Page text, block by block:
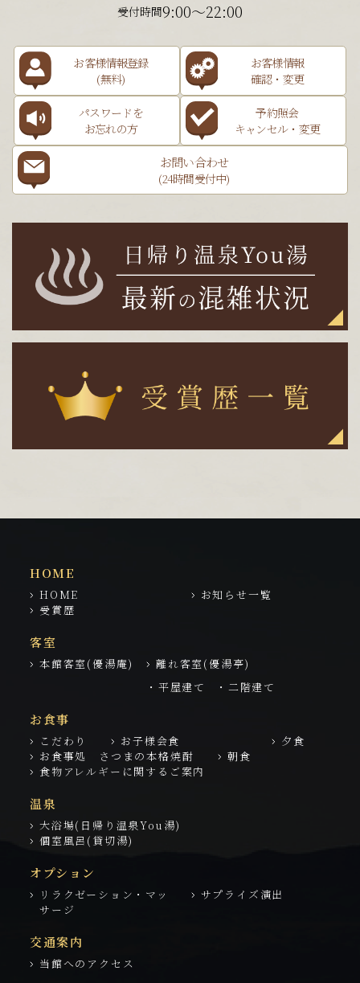
受付時間9:00～22:00
お客様情報登録
(無料)
お客様情報
確認・変更
パスワードを
お忘れの方
予約照会
キャンセル・変更
お問い合わせ
(24時間受付中)
HOME
HOME
お知らせ一覧
受賞歴
客室
本館客室(優湯庵)
離れ客室(優湯亭)
・平屋建て
・二階建て
お食事
こだわり お子様会食
夕食
お食事処 さつまの本格焼酎
朝食
食物アレルギーに関するご案内
温泉
大浴場(日帰り温泉You湯)
個室風呂(貸切湯)
オプション
リラクゼーション・マッ
サージ
サプライズ演出
交通案内
当館へのアクセス